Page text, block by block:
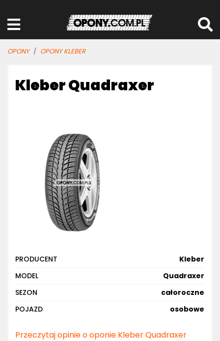
OPONY OPONY KLEBER
Kleber Quadraxer
PRODUCENT
Kleber
MODEL
Quadraxer
SEZON
całoroczne
POJAZD
osobowe
Przeczytaj opinie o oponie Kleber Quadraxer